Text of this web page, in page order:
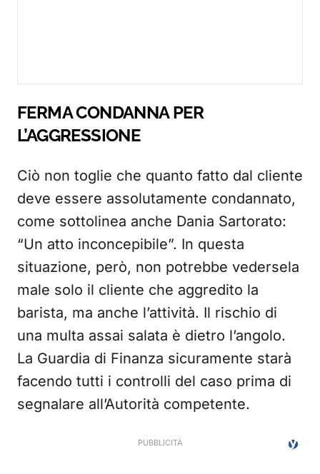
FERMA CONDANNA PER
L’AGGRESSIONE
Ciò non toglie che quanto fatto dal cliente
deve essere assolutamente condannato,
come sottolinea anche Dania Sartorato:
“Un atto inconcepibile”. In questa
situazione, però, non potrebbe vedersela
male solo il cliente che aggredito la
barista, ma anche l’attività. Il rischio di
una multa assai salata è dietro l’angolo.
La Guardia di Finanza sicuramente starà
facendo tutti i controlli del caso prima di
segnalare all’Autorità competente.